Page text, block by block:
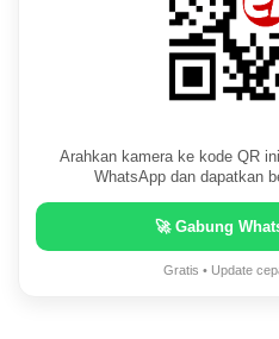
Arahkan kamera ke kode QR
WhatsApp dan dapatkan
🚀 Gabung
Gratis • Update